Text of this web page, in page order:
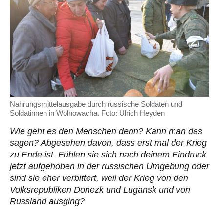
Nahrungsmittelausgabe durch russische Soldaten und
Soldatinnen in Wolnowacha. Foto: Ulrich Heyden
Wie geht es den Menschen denn? Kann man das
sagen? Abgesehen davon, dass erst mal der Krieg
zu Ende ist. Fühlen sie sich nach deinem Eindruck
jetzt aufgehoben in der russischen Umgebung oder
sind sie eher verbittert, weil der Krieg von den
Volksrepubliken Donezk und Lugansk und von
Russland ausging?